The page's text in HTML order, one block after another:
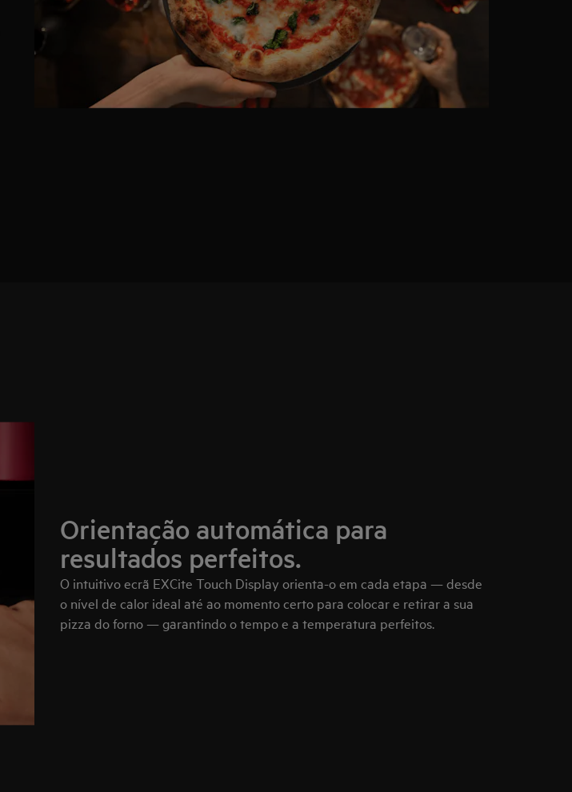
Orientação automática para
resultados perfeitos.
O intuitivo ecrã EXCite Touch Display orienta-o em cada etapa — desde
o nível de calor ideal até ao momento certo para colocar e retirar a sua
pizza do forno — garantindo o tempo e a temperatura perfeitos.